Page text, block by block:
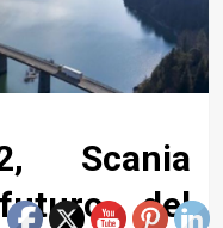
Scania
del